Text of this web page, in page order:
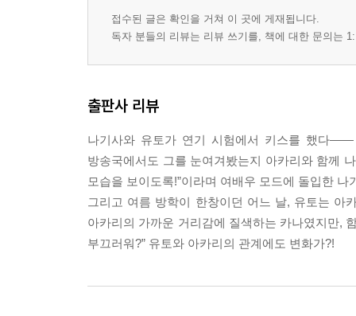
접수된 글은 확인을 거쳐 이 곳에 게재됩니다.
독자 분들의 리뷰는 리뷰 쓰기를, 책에 대한 문의는
출판사 리뷰
나기사와 유토가 연기 시험에서 키스를 했다――
방송국에서도 그를 눈여겨봤는지 아카리와 함께
모습을 보이도록!”이라며 여배우 모드에 돌입한
그리고 여름 방학이 한창이던 어느 날, 유토는 아
아카리의 가까운 거리감에 질색하는 카나였지만,
부끄러워?” 유토와 아카리의 관계에도 변화가?!